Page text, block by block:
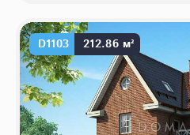
D1103 212.86 м²